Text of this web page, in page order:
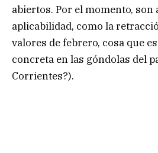
abiertos. Por el momento, son
aplicabilidad, como la
valores de febrero, cosa que
concreta en las góndolas del
Corrientes?).